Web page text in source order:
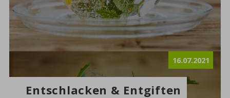
16.07.2021
Entschlacken & Entgiften